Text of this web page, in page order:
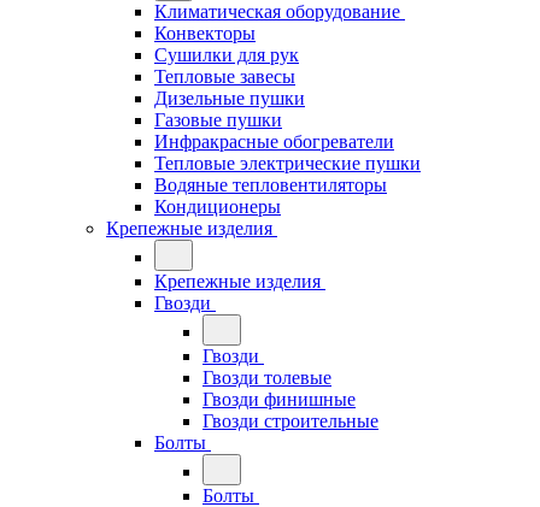
Климатическая оборудование
Конвекторы
Сушилки для рук
Тепловые завесы
Дизельные пушки
Газовые пушки
Инфракрасные обогреватели
Тепловые электрические пушки
Водяные тепловентиляторы
Кондиционеры
Крепежные изделия
Крепежные изделия
Гвозди
Гвозди
Гвозди толевые
Гвозди финишные
Гвозди строительные
Болты
Болты